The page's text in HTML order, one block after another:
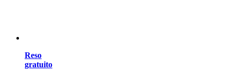
Reso
gratuito